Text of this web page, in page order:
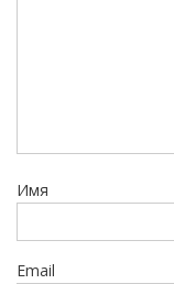
с
я
м
Имя
Email